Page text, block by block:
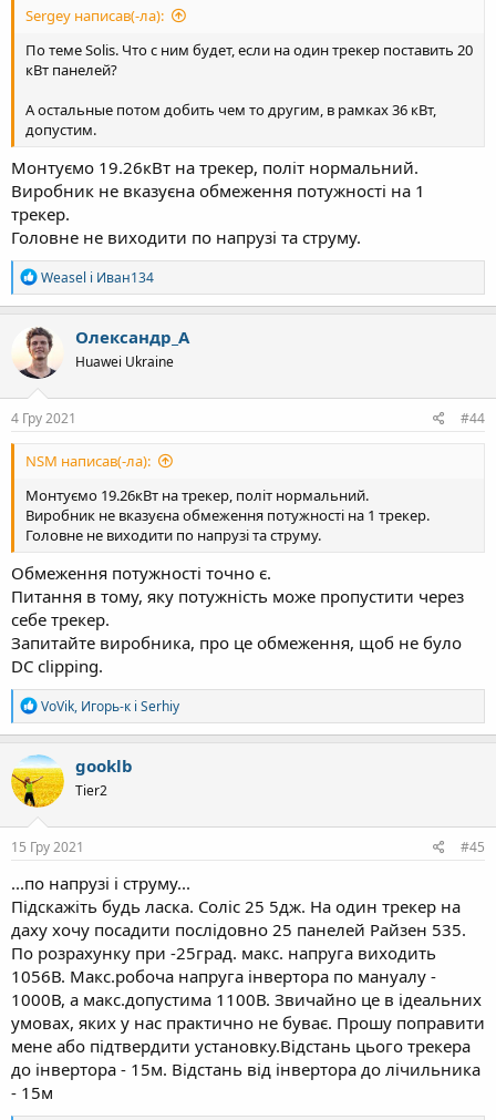
Sergey написав(-ла):
По теме Solis. Что с ним будет, если на один трекер поставить 20
кВт панелей?
А остальные потом добить чем то другим, в рамках 36 кВт,
допустим.
Монтуємо 19.26кВт на трекер, політ нормальний.
Виробник не вказуєна обмеження потужності на 1
трекер.
Головне не виходити по напрузі та струму.
Р
е
а
к
ц
і
ї
:
Weasel і Иван134
Олександр_А
Huawei Ukraine
4 Гру 2021 #44
NSM написав(-ла):
Монтуємо 19.26кВт на трекер, політ нормальний.
Виробник не вказуєна обмеження потужності на 1 трекер.
Головне не виходити по напрузі та струму.
Обмеження потужності точно є.
Питання в тому, яку потужність може пропустити через
себе трекер.
Запитайте виробника, про це обмеження, щоб не було
DC clipping.
Р
е
а
к
ц
і
ї
:
VoVik, Игорь-к і Serhiy
gooklb
Tier2
15 Гру 2021 #45
...по напрузі і струму...
Підскажіть будь ласка. Соліс 25 5дж. На один трекер на
даху хочу посадити послідовно 25 панелей Райзен 535.
По розрахунку при -25град. макс. напруга виходить
1056В. Макс.робоча напруга інвертора по мануалу -
1000В, а макс.допустима 1100В. Звичайно це в ідеальних
умовах, яких у нас практично не буває. Прошу поправити
мене або підтвердити установку.Відстань цього трекера
до інвертора - 15м. Відстань від інвертора до лічильника
- 15м